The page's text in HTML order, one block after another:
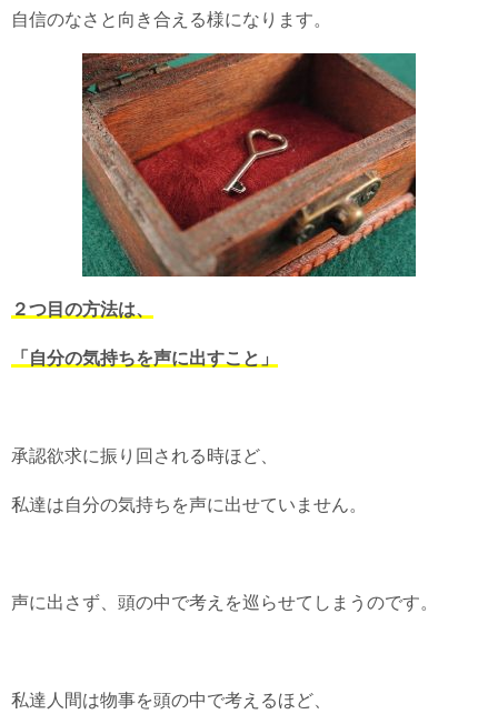
自信のなさと向き合える様になります。
２つ目の方法は、
「自分の気持ちを声に出すこと」
承認欲求に振り回される時ほど、
私達は自分の気持ちを声に出せていません。
声に出さず、頭の中で考えを巡らせてしまうのです。
私達人間は物事を頭の中で考えるほど、